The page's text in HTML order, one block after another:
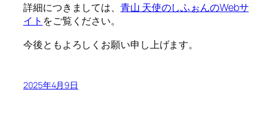
詳細につきましては、 青山 天使のしふぉんのWebサ
イト をご覧ください。
今後ともよろしくお願い申し上げます。
2025年4月9日